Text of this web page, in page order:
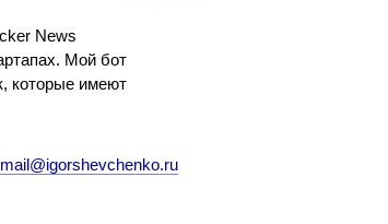
News
Мой бот
которые имеют
mail@igorshevchenko.ru